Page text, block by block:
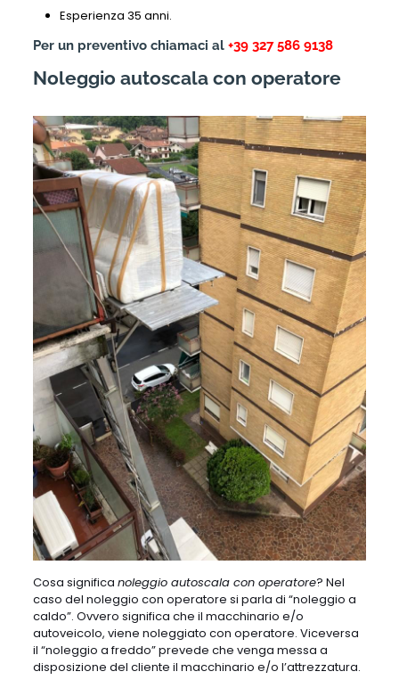
Esperienza 35 anni.
Per un preventivo chiamaci al +39 327 586 9138
Noleggio autoscala con operatore
Cosa significa noleggio autoscala con operatore? Nel
caso del noleggio con operatore si parla di “noleggio a
caldo”. Ovvero significa che il macchinario e/o
autoveicolo, viene noleggiato con operatore. Viceversa
il “noleggio a freddo” prevede che venga messa a
disposizione del cliente il macchinario e/o l’attrezzatura.